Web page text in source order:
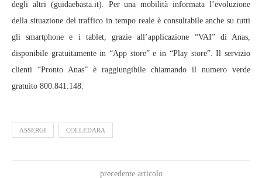
degli altri (guidaebasta.it). Per una mobilità informata l’evoluzione
della situazione del traffico in tempo reale è consultabile anche su tutti
gli smartphone e i tablet, grazie all’applicazione “VAI” di Anas,
disponibile gratuitamente in “App store” e in “Play store”. Il servizio
clienti “Pronto Anas” è raggiungibile chiamando il numero verde
gratuito 800.841.148.
ASSERGI COLLEDARA
precedente articolo